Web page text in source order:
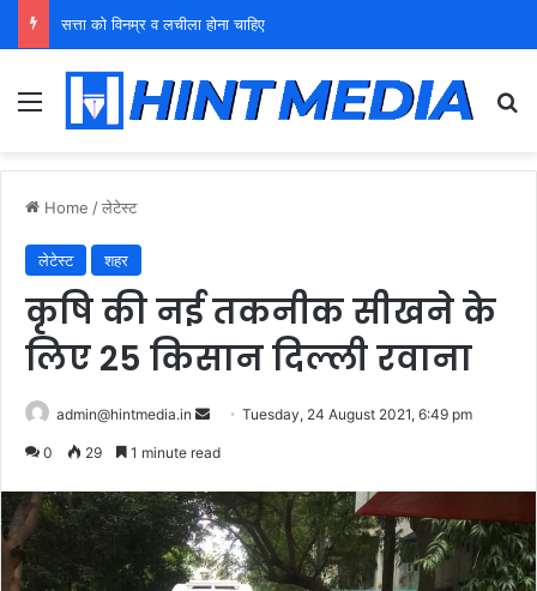
युवा शक्ति को पहचाने बूढ़ा नेतृत्व
Menu
Home /लेटेस्ट
लेटेस्ट शहर
कृषि की नई तकनीक सीखने के
लिए 25 किसान दिल्ली रवाना
admin@hintmedia.in
SendTuesday, 24 August 2021, 6:49 pm
0 29 1 minute read